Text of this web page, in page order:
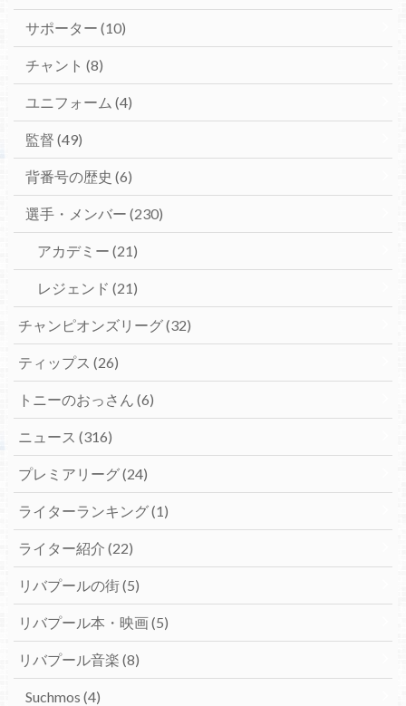
サポーター (10)
チャント (8)
ユニフォーム (4)
監督 (49)
背番号の歴史 (6)
選手・メンバー (230)
アカデミー (21)
レジェンド (21)
チャンピオンズリーグ(32)
ティップス (26)
トニーのおっさん (6)
ニュース (316)
プレミアリーグ(24)
ライターランキング(1)
ライター紹介 (22)
リバプールの街(5)
リバプール本・映画(5)
リバプール音楽 (8)
Suchmos (4)